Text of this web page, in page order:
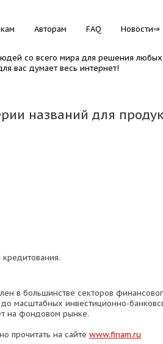
Авторам FAQ Новости
со всего мира для решения любых
вас думает весь интернет!
названий для
в большинстве секторов
масштабных инвестиционно-
на фондовом рынке.
прочитать на сайте www.finam.ru